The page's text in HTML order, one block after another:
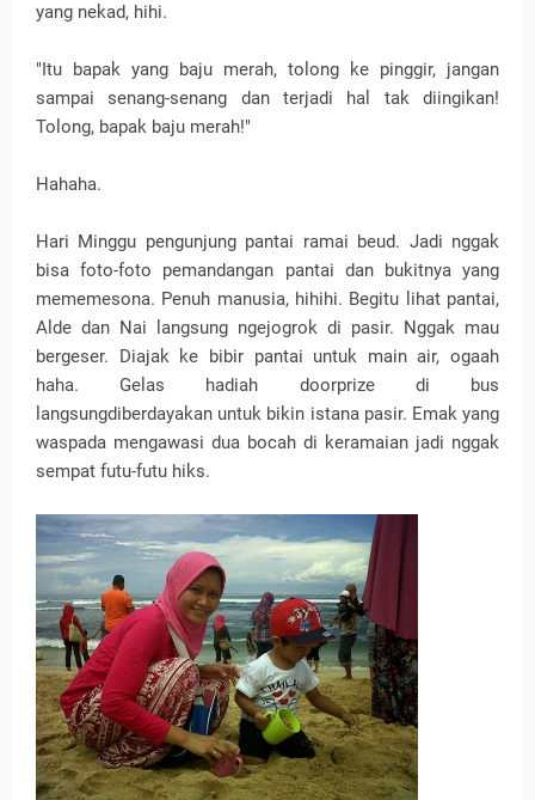
yang nekad, hihi.
"Itu bapak yang baju merah, tolong ke pinggir, jangan
sampai senang-senang dan terjadi hal tak diingikan!
Tolong, bapak baju merah!"
Hahaha.
Hari Minggu pengunjung pantai ramai beud. Jadi nggak
bisa foto-foto pemandangan pantai dan bukitnya yang
mememesona. Penuh manusia, hihihi. Begitu lihat pantai,
Alde dan Nai langsung ngejogrok di pasir. Nggak mau
bergeser. Diajak ke bibir pantai untuk main air, ogaah
haha. Gelas hadiah doorprize di bus
langsungdiberdayakan untuk bikin istana pasir. Emak yang
waspada mengawasi dua bocah di keramaian jadi nggak
sempat futu-futu hiks.